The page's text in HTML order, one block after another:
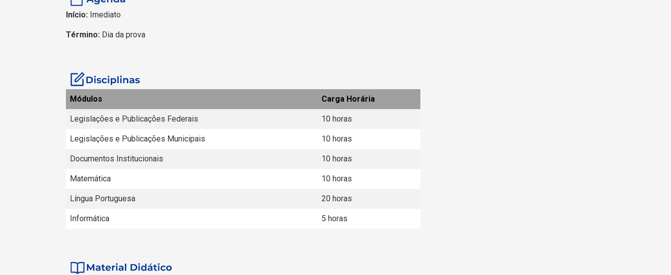
Início: Imediato
Término: Dia da prova
Módulos Carga Horária
Legislações e Publicações Federais 10 horas
Legislações e Publicações Municipais 10 horas
Documentos Institucionais 10 horas
Matemática 10 horas
Língua Portuguesa 20 horas
Informática 5 horas